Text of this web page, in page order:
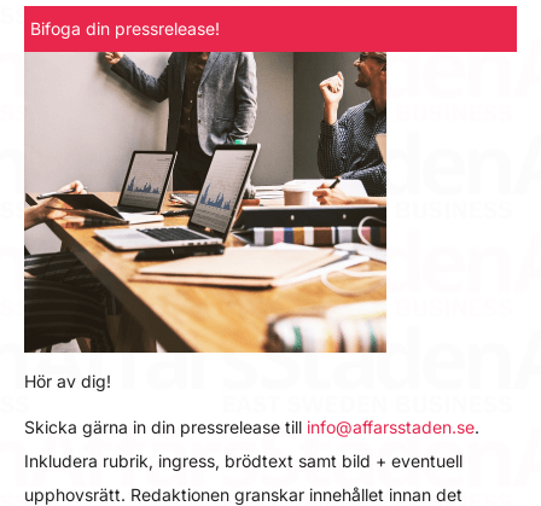
Bifoga din pressrelease!
Hör av dig!
Skicka gärna in din pressrelease till info@affarsstaden.se.
Inkludera rubrik, ingress, brödtext samt bild + eventuell
upphovsrätt. Redaktionen granskar innehållet innan det